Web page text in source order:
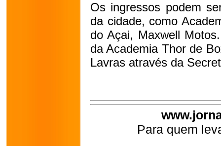
Os ingressos podem
da cidade, como
do Açai, Maxwell
da Academia Thor de
Lavras através da
Para quem